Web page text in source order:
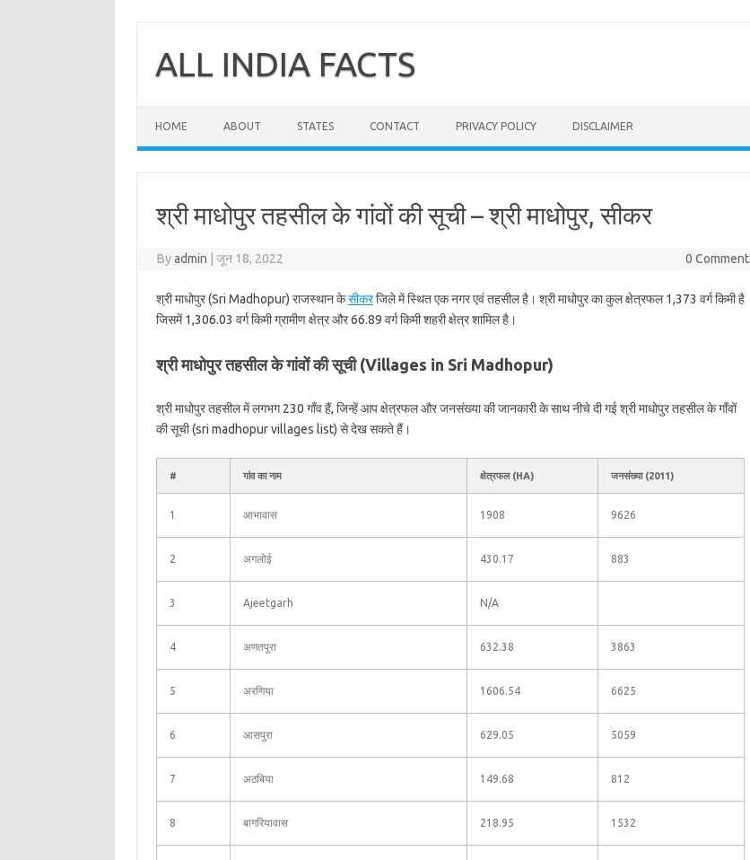
contentALL INDIA FACTS
HOME ABOUT STATES CONTACT PRIVACY POLICY DISCLAIMER
श्री माधोपुर तहसील के गांवों की सूची – श्री माधोपुर, सीकर
Byadmin जून 18, 2022 0 Comment
श्री माधोपुर (Sri Madhopur) राजस्थान केसीकरजिले में स्थित एक नगर एवं तहसील है। श्री माधोपुर का कुल क्षेत्रफल 1,373 वर्ग किमी है
जिसमें 1,306.03 वर्ग किमी ग्रामीण क्षेत्र और 66.89 वर्ग किमी शहरी क्षेत्र शामिल है।
श्री माधोपुर तहसील के गांवों की सूची (Villages in Sri Madhopur)
श्री माधोपुर तहसील में लगभग 230 गाँव हैं, जिन्हें आप क्षेत्रफल और जनसंख्या की जानकारी के साथ नीचे दी गई श्री माधोपुर तहसील के गाँवों
की सूची (sri madhopur villages list) से देख सकते हैं।
# गांव का नाम क्षेत्रफल (HA) जनसंख्या (2011)
1 आभावास 1908 9626
2 अगलोई 430.17 883
3 Ajeetgarh N/A
4 अणतपुरा 632.38 3863
5 अरणिया 1606.54 6625
6 आसपुरा 629.05 5059
7 अठबिया 149.68 812
8 बागरियावास 218.95 1532